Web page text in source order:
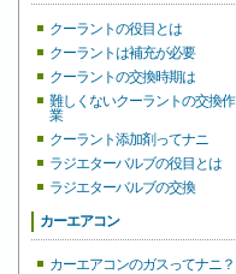
クーラントの役目とは
クーラントは補充が必要
クーラントの交換時期は
難しくないクーラントの交換作
業
クーラント添加剤ってナニ
ラジエターバルブの役目とは
ラジエターバルブの交換
カーエアコン
カーエアコンのガスってナニ？